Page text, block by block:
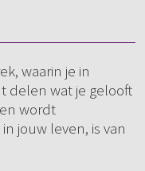
waarin je in
delen wat je gelooft
wordt
jouw leven, is van